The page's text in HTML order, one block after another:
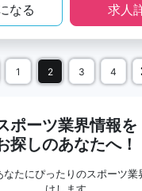
なる 求人
1 2 3 4
ポーツ業界情報を
探しのあなたへ！
なたにぴったりのスポーツ業